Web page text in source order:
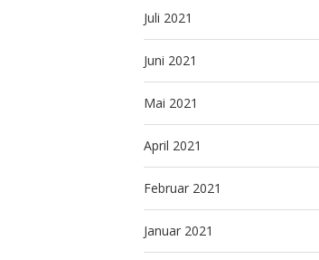
Juli 2021
Juni 2021
Mai 2021
April 2021
Februar 2021
Januar 2021